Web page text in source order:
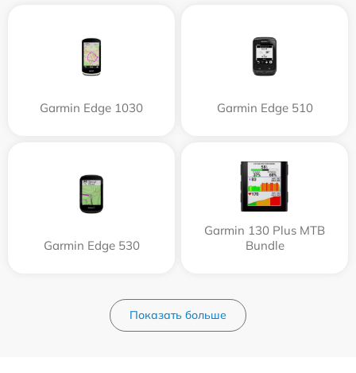
Garmin Edge 1030 Garmin Edge 510
Garmin Edge 530
Garmin 130 Plus MTB
Bundle
Показать больше